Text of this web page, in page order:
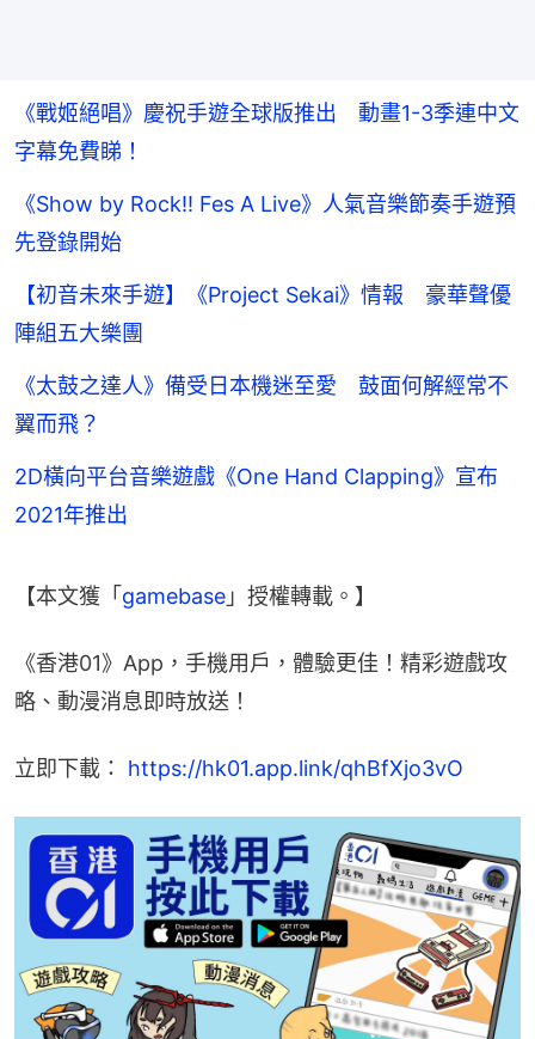
《戰姬絕唱》慶祝手遊全球版推出 動畫1-3季連中文
字幕免費睇！
《Show by Rock!! Fes A Live》人氣音樂節奏手遊預
先登錄開始
【初音未來手遊】《Project Sekai》情報 豪華聲優
陣組五大樂團
《太鼓之達人》備受日本機迷至愛 鼓面何解經常不
翼而飛？
2D橫向平台音樂遊戲《One Hand Clapping》宣布
2021年推出
【本文獲「gamebase 」授權轉載。】
《香港01》App，手機用戶，體驗更佳！精彩遊戲攻
略、動漫消息即時放送！
立即下載： https://hk01.app.link/qhBfXjo3vO